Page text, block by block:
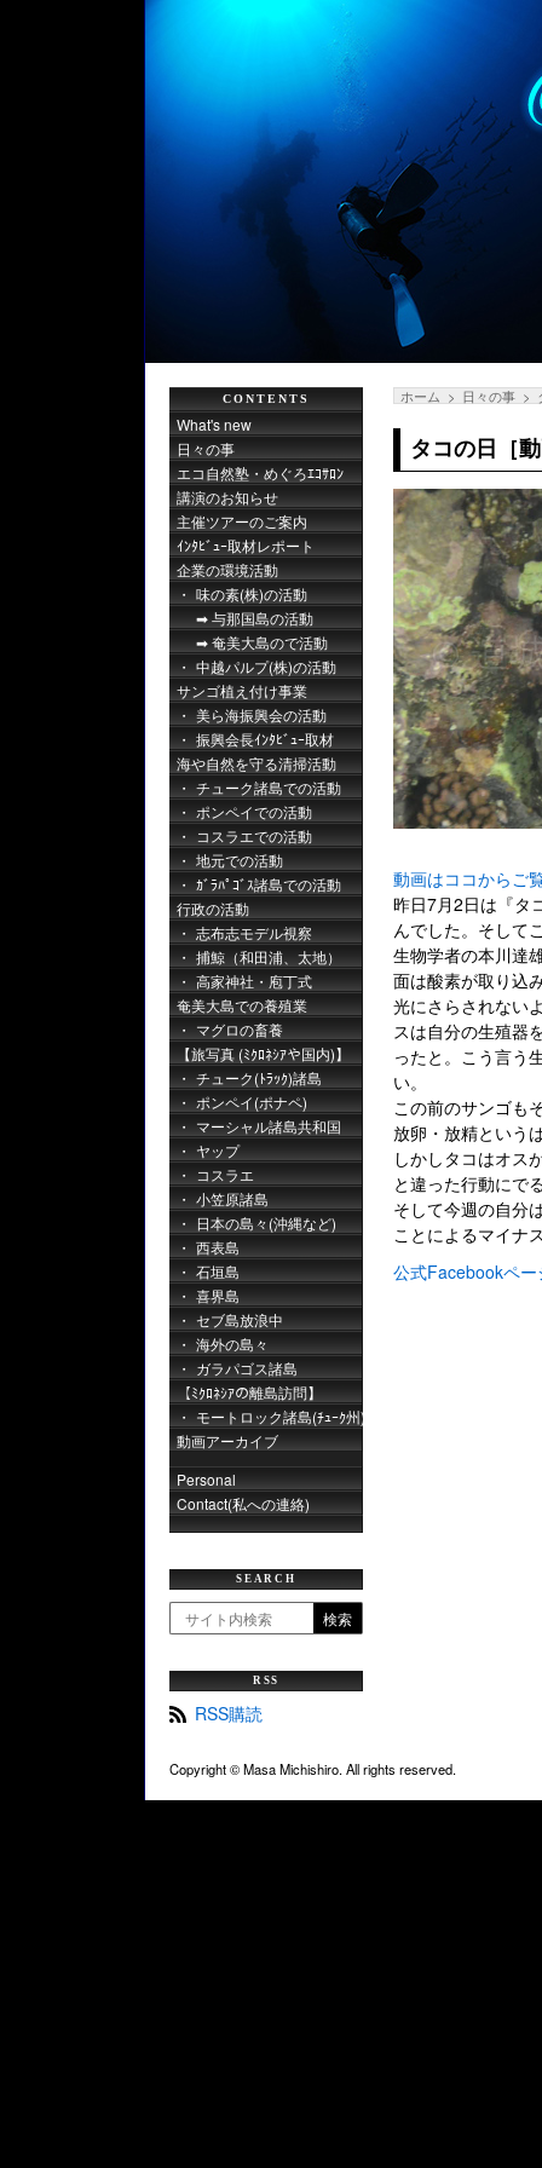
ホーム 日々の事
タコの日［
動画はココからご
昨日7月2日は『タ
んでした。そして
生物学者の本川達
面は酸素が取り込
光にさらされない
スは自分の生殖器
ったと。こう言う
い。
この前のサンゴも
放卵・放精という
しかしタコはオス
と違った行動にで
そして今週の自分
ことによるマイナ
公式Facebookペー
CONTENTS
What's new
日々の事
エコ自然塾・めぐろｴｺｻﾛﾝ
講演のお知らせ
主催ツアーのご案内
ｲﾝﾀﾋﾞｭｰ取材レポート
企業の環境活動
味の素(株)の活動
与那国島の活動
奄美大島ので活動
中越パルプ(株)の活動
サンゴ植え付け事業
美ら海振興会の活動
振興会長ｲﾝﾀﾋﾞｭｰ取材
海や自然を守る清掃活動
チューク諸島での活動
ポンペイでの活動
コスラエでの活動
地元での活動
ｶﾞﾗﾊﾟｺﾞｽ諸島での活動
行政の活動
志布志モデル視察
捕鯨（和田浦、太地）
高家神社・庖丁式
奄美大島での養殖業
マグロの畜養
【旅写真 (ﾐｸﾛﾈｼｱや国内)】
チューク(ﾄﾗｯｸ)諸島
ポンペイ(ポナペ)
マーシャル諸島共和国
ヤップ
コスラエ
小笠原諸島
日本の島々(沖縄など)
西表島
石垣島
喜界島
セブ島放浪中
海外の島々
ガラパゴス諸島
【ﾐｸﾛﾈｼｱの離島訪問】
モートロック諸島(ﾁｭｰｸ州)
動画アーカイブ
Personal
Contact(私への連絡)
SEARCH
検索
RSS
RSS購読
Copyright ©Masa Michishiro. All rights reserved.